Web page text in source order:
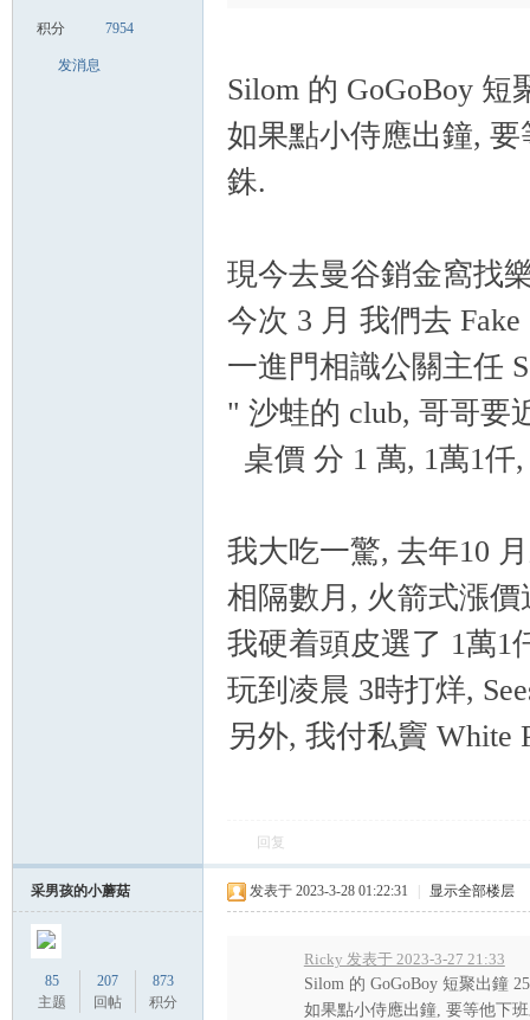
积分 7954
发消息
Silom 的 GoGoBoy
如果點小侍應出鐘,
銖.
現今去曼谷銷金窩找
今次 3 月 我們去
一進門相識公關主任
" 沙蛙的 club, 哥哥要
桌價 分 1 萬, 1萬1仟
我大吃一驚, 去年10
相隔數月, 火箭式漲
我硬着頭皮選了 1萬1
玩到凌晨 3時打烊,
另外, 我付私竇 White
回复
采男孩的小蘑菇
85
主题
207
回帖
873
积分
发表于 2023-3-28 01:22:31 显示全部楼层
Ricky 发表于 2023-3-27 21:33
Silom 的 GoGoBoy 短聚出鐘
如果點小侍應出鐘, 要等他下